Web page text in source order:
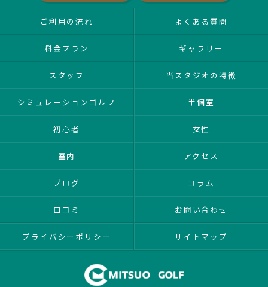
ご利用の流れ よくある質問
料金プラン ギャラリー
スタッフ 当スタジオの特徴
シミュレーションゴルフ 半個室
初心者 女性
室内 アクセス
ブログ コラム
口コミ お問い合わせ
プライバシーポリシー サイトマップ